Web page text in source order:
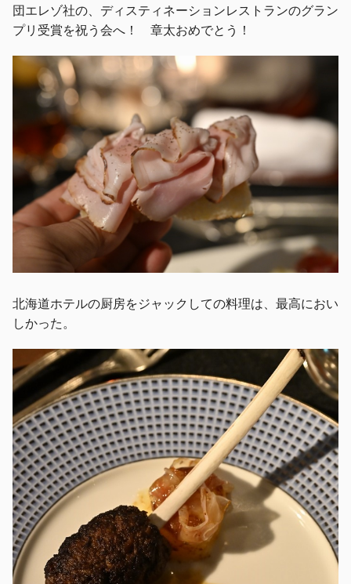
団エレゾ社の、ディスティネーションレストランのグラン
プリ受賞を祝う会へ！ 章太おめでとう！
北海道ホテルの厨房をジャックしての料理は、最高におい
しかった。